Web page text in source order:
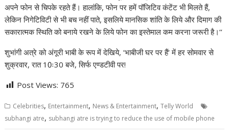
अपने फोन से चिपके रहते हैं। हालांकि, फोन पर हमें पॉजिटिव कंटेंट भी मिलते हैं,
लेकिन निगेटिविटी से भी बच नहीं पाते, इसलिये मानसिक शांति के लिये और दिमाग की
सकारात्मक स्थिति को बनाये रखने के लिये फोन का इस्तेमाल कम करना जरूरी है।‘‘
शुभांगी अत्रे को अंगूरी भाबी के रूप में देखिये, ‘भाबीजी घर पर हैं‘ में हर सोमवार से
शुक्रवार, रात 10ः30 बजे, सिर्फ एण्डटीवी पर!
Post Views: 765
Celebrities, Entertainment, News & Entertainment,Telly World
subhangi atre, subhangi atre is trying to reduce the use of mobile phone